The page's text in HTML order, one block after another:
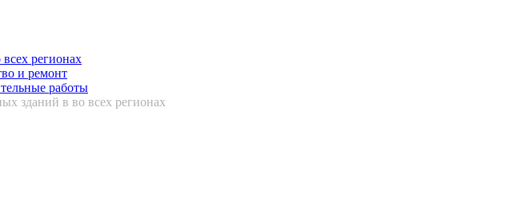
регионах
и ремонт
работы
зданий в во всех регионах